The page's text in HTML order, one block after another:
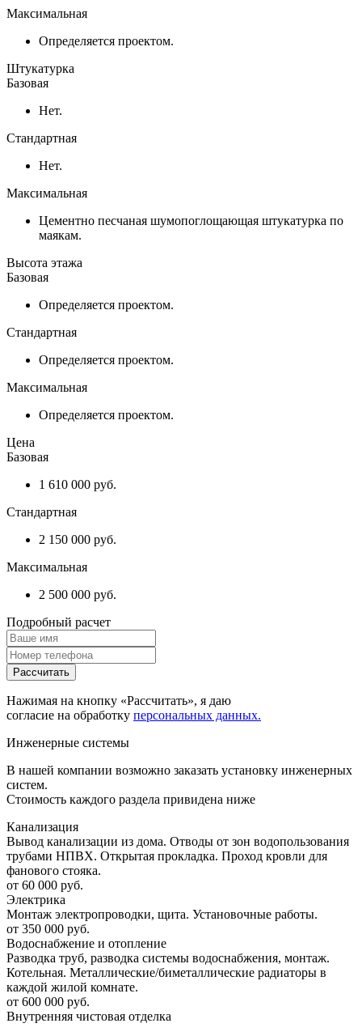
Максимальная
Определяется проектом.
Штукатурка
Базовая
Нет.
Стандартная
Нет.
Максимальная
Цементно песчаная шумопоглощающая штукатурка по
маякам.
Высота этажа
Базовая
Определяется проектом.
Стандартная
Определяется проектом.
Максимальная
Определяется проектом.
Цена
Базовая
1 610 000 руб.
Стандартная
2 150 000 руб.
Максимальная
2 500 000 руб.
Подробный расчет
Рассчитать
Нажимая на кнопку «Рассчитать», я даю
согласие на обработку персональных данных.
Инженерные системы
В нашей компании возможно заказать установку инженерных
систем.
Стоимость каждого раздела привидена ниже
Канализация
Вывод канализации из дома. Отводы от зон водопользования
трубами НПВХ. Открытая прокладка. Проход кровли для
фанового стояка.
от 60 000 руб.
Электрика
Монтаж электропроводки, щита. Установочные работы.
от 350 000 руб.
Водоснабжение и отопление
Разводка труб, разводка системы водоснабжения, монтаж.
Котельная. Металлические/биметаллические радиаторы в
каждой жилой комнате.
от 600 000 руб.
Внутренняя чистовая отделка